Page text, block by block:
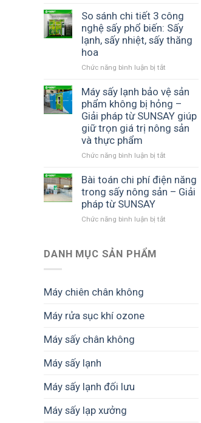
lạnh
SUNSAY
sấy
nhiệt
đối
lưu
pháp
tối
ưu
cho
mô
bền
vững
nghiệp
xanh
với
công
–
Hành
trình
mới
từ
thị
trường
So sánh chi tiết 3 công
nghệ sấy phổ biến: Sấy
lạnh, sấy nhiệt, sấy thăng
hoa
Chức năng bình luận bị tắt
sánh
chi
tiết
3
công
biến:
lạnh,
Máy sấy lạnh bảo vệ sản
phẩm không bị hỏng –
Giải pháp từ SUNSAY giúp
giữ trọn giá trị nông sản
và thực phẩm
Chức năng bình luận bị tắt
sấy
lạnh
Bài toán chi phí điện năng
trong sấy nông sản – Giải
pháp từ SUNSAY
Chức năng bình luận bị tắt
DANH MỤC SẢN PHẨM
Máy chiên chân không
Máy rửa sục khí ozone
Máy sấy chân không
Máy sấy lạnh
Máy sấy lạnh đối lưu
Máy sấy lạp xưởng